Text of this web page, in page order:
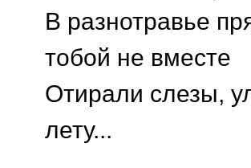
В разнотравье
тобой не вместе
Отирали слезы,
лету...